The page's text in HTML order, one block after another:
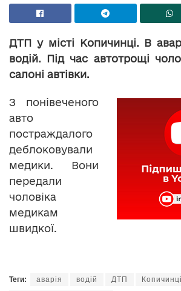
ДТП у місті Копичинці. В
водій. Під час автотрощі
салоні автівки.
З понівеченого
авто
постраждалого
деблоковували
медики. Вони
передали
чоловіка
медикам
швидкої.
Теги: аварія водій ДТП Копичинці